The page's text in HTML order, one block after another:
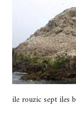
ile rouzic sept iles